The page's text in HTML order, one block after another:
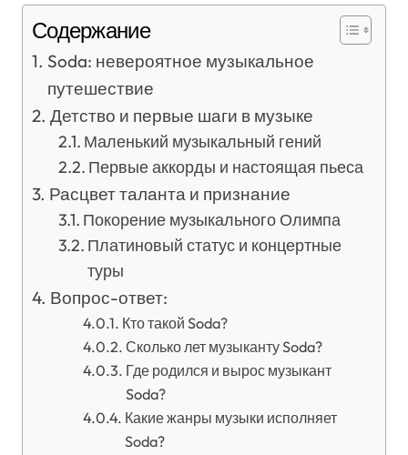
Содержание
Soda: невероятное музыкальное
путешествие
Детство и первые шаги в музыке
Маленький музыкальный гений
Первые аккорды и настоящая пьеса
Расцвет таланта и признание
Покорение музыкального Олимпа
Платиновый статус и концертные
туры
Вопрос-ответ:
Кто такой Soda?
Сколько лет музыканту Soda?
Где родился и вырос музыкант
Soda?
Какие жанры музыки исполняет
Soda?